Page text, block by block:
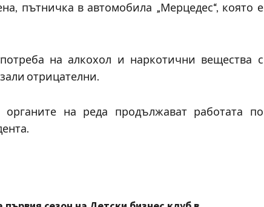
пътничка в автомобила „Мерцедес“, която е
на алкохол и наркотични вещества с
отрицателни.
на реда продължават работата по